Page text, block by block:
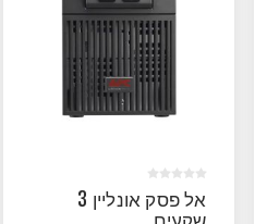
אל פסק אונליין 3